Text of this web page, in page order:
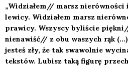
„Widziałem// marsz
lewi­cy. Widzia­łem marsz
pra­wi­cy. Wszy­scy byli­ście
nienawiść// z obu waszych rąk
jesteś zły, że tak swa­wol­nie
tek­stów. Lubisz taką figu­rę